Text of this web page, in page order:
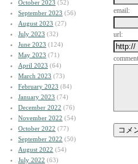
October 2023 (52)
September 2023 (56)
August 2023 (27)
July 2023 (32)
June 2023 (124)
May 2023 (71)
April 2023 (64)
March 2023 (73)
February 2023 (84)
January 2023 (74)
December 2022 (76)
November 2022 (54)
October 2022 (77)
September 2022 (50)
August 2022 (54)
July 2022 (63)
email:
url: